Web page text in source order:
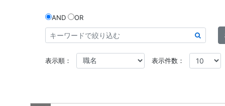
AND OR
表示順： 表示件数：